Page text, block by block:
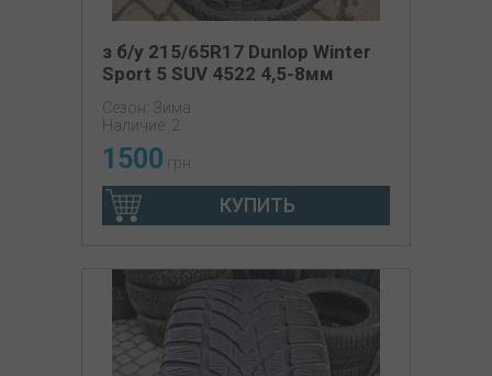
з б/у 215/65R17 Dunlop Winter
Sport 5 SUV 4522 4,5-8мм
Сезон: Зима
Наличие: 2
1500 грн
КУПИТЬ